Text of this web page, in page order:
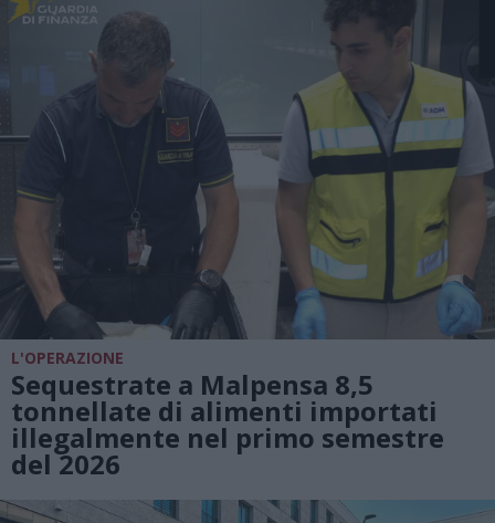
L'OPERAZIONE
Sequestrate a Malpensa 8,5
tonnellate di alimenti importati
illegalmente nel primo semestre
del 2026